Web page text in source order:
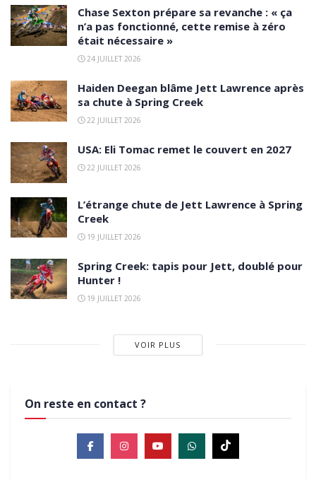
Chase Sexton prépare sa revanche : « ça
n’a pas fonctionné, cette remise à zéro
était nécessaire »
24 JUILLET 2026
Haiden Deegan blâme Jett Lawrence après
sa chute à Spring Creek
22 JUILLET 2026
USA: Eli Tomac remet le couvert en 2027
22 JUILLET 2026
L’étrange chute de Jett Lawrence à Spring
Creek
19 JUILLET 2026
Spring Creek: tapis pour Jett, doublé pour
Hunter !
19 JUILLET 2026
VOIR PLUS
On reste en contact ?